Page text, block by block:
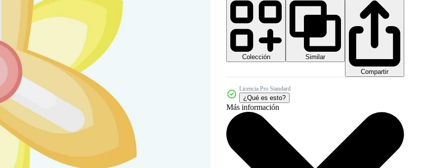
Colección
Similar
Compartir
Licencia Pro Standard
¿Qué es esto?
Más información